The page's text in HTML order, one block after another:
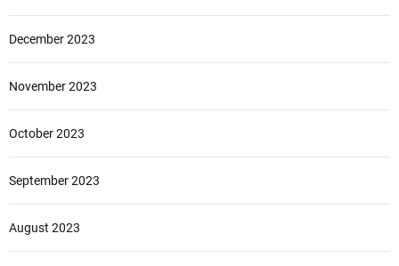
December 2023
November 2023
October 2023
September 2023
August 2023